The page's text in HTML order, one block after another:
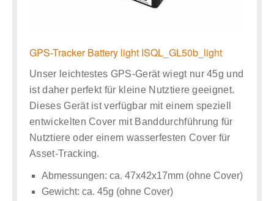
GPS-Tracker Battery light ISQL_GL50b_light
Unser leichtestes GPS-Gerät wiegt nur 45g und
ist daher perfekt für kleine Nutztiere geeignet.
Dieses Gerät ist verfügbar mit einem speziell
entwickelten Cover mit Banddurchführung für
Nutztiere oder einem wasserfesten Cover für
Asset-Tracking.
Abmessungen: ca. 47x42x17mm (ohne Cover)
Gewicht: ca. 45g (ohne Cover)